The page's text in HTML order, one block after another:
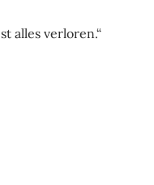
alles verloren.“